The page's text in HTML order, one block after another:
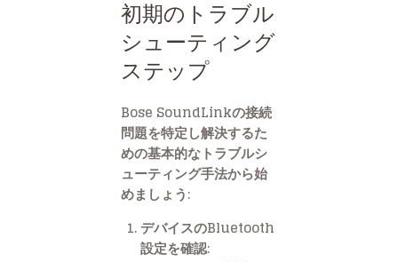
初期のトラブル
シューティング
ステップ
Bose SoundLinkの接続
問題を特定し解決するた
めの基本的なトラブルシ
ューティング手法から始
めましょう:
デバイスのBluetooth
設定を確認: